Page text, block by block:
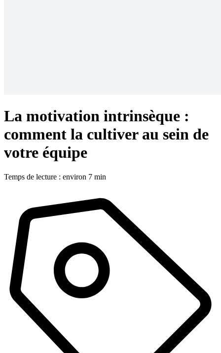
La motivation intrinsèque :
comment la cultiver au sein de
votre équipe
Temps de lecture : environ 7 min